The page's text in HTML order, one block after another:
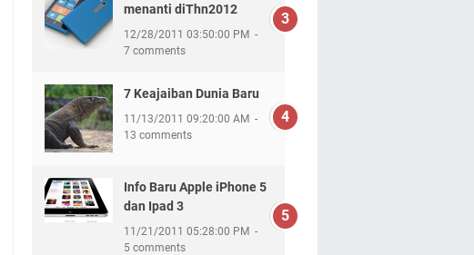
menanti diThn2012
12/28/2011 03:50:00 PM
7 comments
7 Keajaiban Dunia Baru
11/13/2011 09:20:00 AM
13 comments
Info Baru Apple iPhone 5
dan Ipad 3
11/21/2011 05:28:00 PM
5 comments